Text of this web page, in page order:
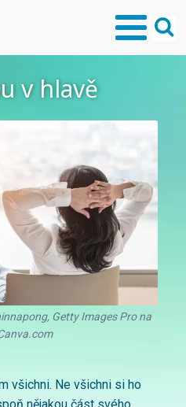
v hlavě
Getty Images Pro na
všichni. Ne všichni si ho